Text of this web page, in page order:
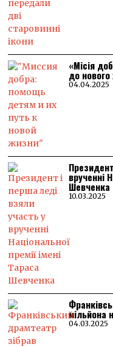
«Місія
до
04.04.2025
врученні
Шевченка
10.03.2025
мільйона
04.03.2025